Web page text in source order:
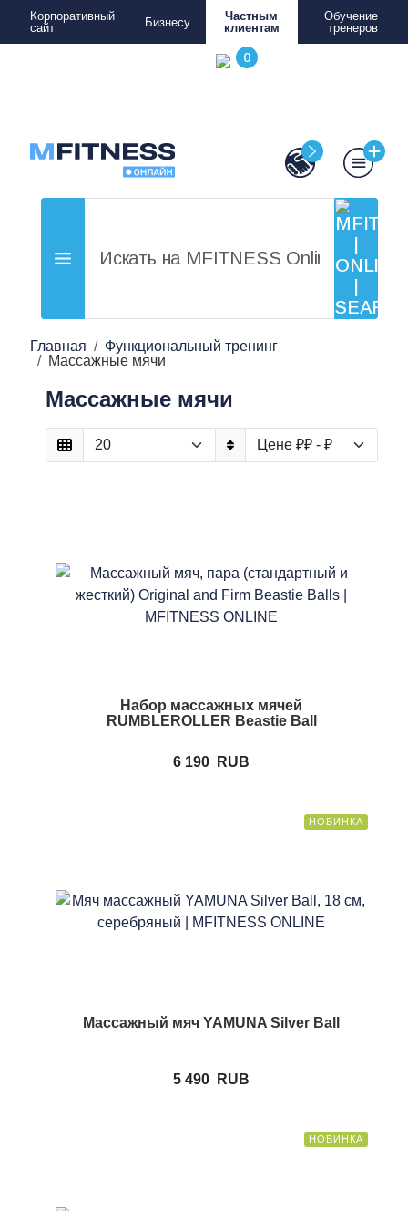
Корпоративный
сайт
Бизнесу
Частным
клиентам
Обучение
тренеров
Главная
Функциональный тренинг
Массажные мячи
Массажные мячи
Набор массажных мячей
RUMBLEROLLER Beastie Ball
6 190 RUB
НОВИНКА
Массажный мяч YAMUNA Silver Ball
5 490 RUB
НОВИНКА